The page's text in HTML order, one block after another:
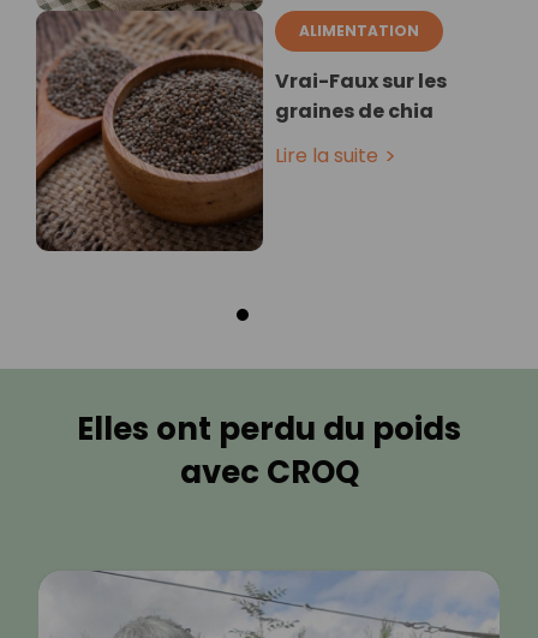
ALIMENTATION
Vrai-Faux sur les
graines de chia
Lire la suite
Elles ont perdu du poids
avec CROQ